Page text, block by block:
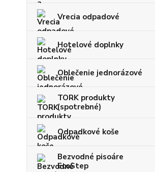
Vrecia odpadové
Hotelové doplnky
Oblečenie jednorázové
TORK produkty
(spotrebné)
Odpadkové koše
Bezvodné pisoáre
EcoStep